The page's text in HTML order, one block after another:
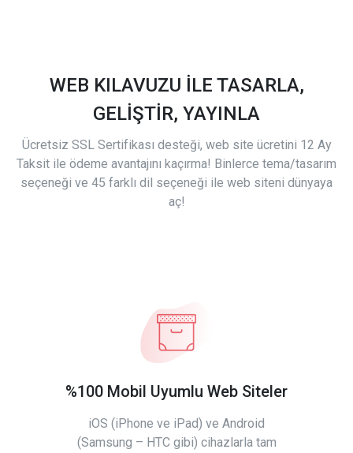
WEB KILAVUZU İLE TASARLA,
GELİŞTİR, YAYINLA
Ücretsiz SSL Sertifikası desteği, web site ücretini 12 Ay
Taksit ile ödeme avantajını kaçırma! Binlerce tema/tasarım
seçeneği ve 45 farklı dil seçeneği ile web siteni dünyaya
aç!
%100 Mobil Uyumlu Web Siteler
iOS (iPhone ve iPad) ve Android
(Samsung – HTC gibi) cihazlarla tam